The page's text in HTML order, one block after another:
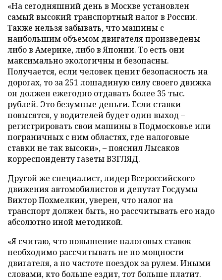
«На сегодняшний день в Москве установлен
самый высокий транспортный налог в России.
Также нельзя забывать, что машины с
наибольшим объемом двигателя произведены
либо в Америке, либо в Японии. То есть они
максимально экологичны и безопасны.
Получается, если человек ценит безопасность на
дорогах, то за 251 лошадиную силу своего движка
он должен ежегодно отдавать более 35 тыс.
рублей. Это безумные деньги. Если ставки
повысятся, у водителей будет один выход –
регистрировать свои машины в Подмосковье или
пограничных с ним областях, где налоговые
ставки не так высоки», – пояснил Лысаков
корреспонденту газеты ВЗГЛЯД.
Другой же специалист, лидер Всероссийского
движения автомобилистов и депутат Госдумы
Виктор Похмелкин, уверен, что налог на
транспорт должен быть, но рассчитывать его надо
абсолютно иной методикой.
«Я считаю, что повышение налоговых ставок
необходимо рассчитывать не по мощности
двигателя, а по частоте поездок за рулем. Иными
словами, кто больше ездит, тот больше платит.